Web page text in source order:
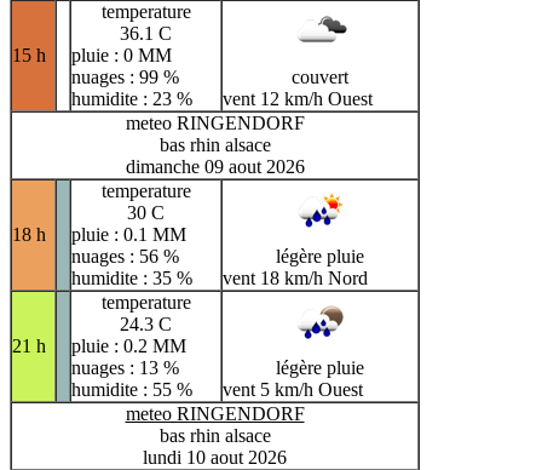
15 h
temperature
36.1 C
pluie : 0 MM
nuages : 99 %
humidite : 23 %
couvert
vent 12 km/h Ouest
meteo RINGENDORF
bas rhin alsace
dimanche 09 aout 2026
18 h
temperature
30 C
pluie : 0.1 MM
nuages : 56 %
humidite : 35 %
légère pluie
vent 18 km/h Nord
21 h
temperature
24.3 C
pluie : 0.2 MM
nuages : 13 %
humidite : 55 %
légère pluie
vent 5 km/h Ouest
meteo RINGENDORF
bas rhin alsace
lundi 10 aout 2026